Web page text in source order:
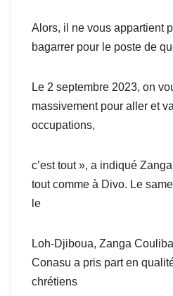
Alors, il ne vous appartient
bagarrer pour le poste de
Le 2 septembre 2023, on
massivement pour aller et
occupations,
c’est tout », a indiqué
tout comme à Divo. Le
le
Loh-Djiboua, Zanga
Conasu a pris part en
chrétiens